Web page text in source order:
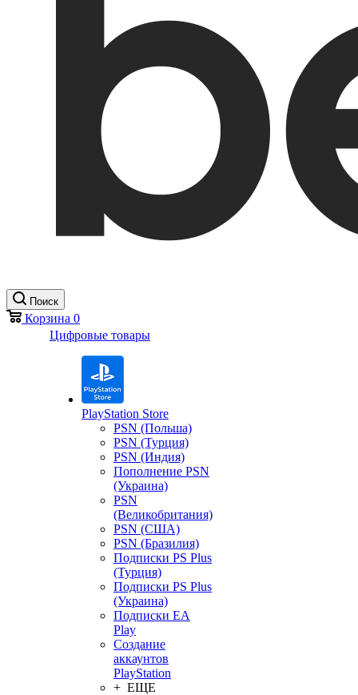
Поиск
Корзина 0
Цифровые товары
PlayStation Store
PSN (Польша)
PSN (Турция)
PSN (Индия)
Пополнение PSN
(Украина)
PSN
(Великобритания)
PSN (США)
PSN (Бразилия)
Подписки PS Plus
(Турция)
Подписки PS Plus
(Украина)
Подписки EA
Play
Создание
аккаунтов
PlayStation
+ ЕЩЕ